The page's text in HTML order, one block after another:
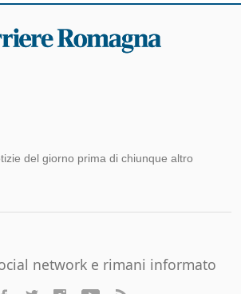
del giorno prima di chiunque altro
network e rimani informato